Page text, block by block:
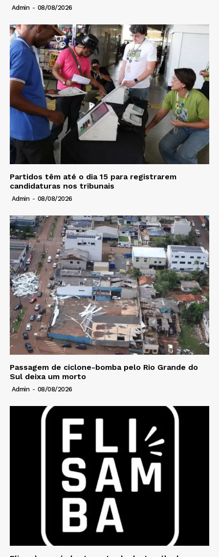
Admin - 08/08/2026
Partidos têm até o dia 15 para registrarem
candidaturas nos tribunais
Admin - 08/08/2026
Passagem de ciclone-bomba pelo Rio Grande do
Sul deixa um morto
Admin - 08/08/2026